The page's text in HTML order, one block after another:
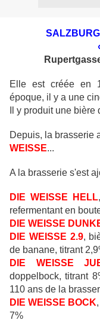
Elle est créée en
époque, il y a une
Il y produit une bière
Depuis, la brasserie
WEISSE...
A la brasserie s'est
DIE WEISSE HELL
refermentant en
DIE WEISSE
DIE WEISSE 2.9,
de banane, titrant
DIE WEISSE
doppelbock, titrant
110 ans de la
DIE WEISSE BOCK
7%